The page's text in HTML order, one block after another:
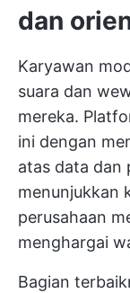
dan
Karyawan
suara dan
mereka.
ini dengan
atas data dan
menunjukkan
perusahaan
menghargai
Bagian